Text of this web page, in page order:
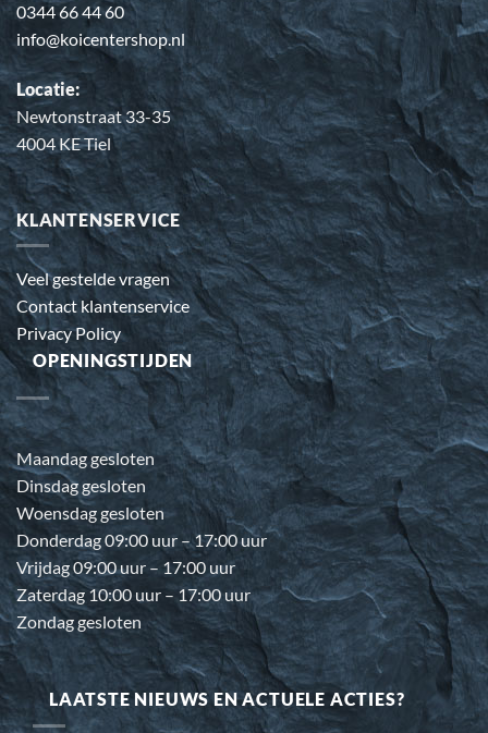
0344 66 44 60
info@koicentershop.nl
Locatie:
Newtonstraat 33-35
4004 KE Tiel
KLANTENSERVICE
Veel gestelde vragen
Contact klantenservice
Privacy Policy
OPENINGSTIJDEN
Maandag gesloten
Dinsdag gesloten
Woensdag gesloten
Donderdag 09:00 uur – 17:00 uur
Vrijdag 09:00 uur – 17:00 uur
Zaterdag 10:00 uur – 17:00 uur
Zondag gesloten
LAATSTE NIEUWS EN ACTUELE ACTIES?